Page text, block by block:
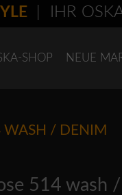
IHR OSKA-
SHOP NEUE
WASH / DENIM
514 wash